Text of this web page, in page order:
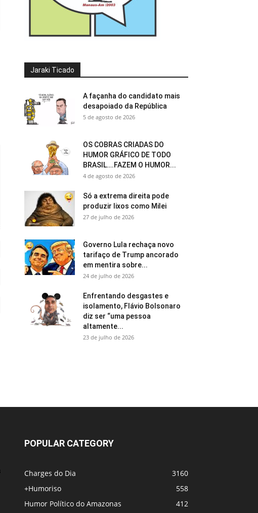
Jaraki Ticado
A façanha do candidato mais
desapoiado da República
5 de agosto de 2026
OS COBRAS CRIADAS DO
HUMOR GRÁFICO DE TODO
BRASIL….FAZEM O HUMOR...
4 de agosto de 2026
Só a extrema direita pode
produzir lixos como Milei
27 de julho de 2026
Governo Lula rechaça novo
tarifaço de Trump ancorado
em mentira sobre...
24 de julho de 2026
Enfrentando desgastes e
isolamento, Flávio Bolsonaro
diz ser “uma pessoa
altamente...
23 de julho de 2026
POPULAR CATEGORY
Charges do Dia
3160
+Humoriso
558
Humor Político do Amazonas
412